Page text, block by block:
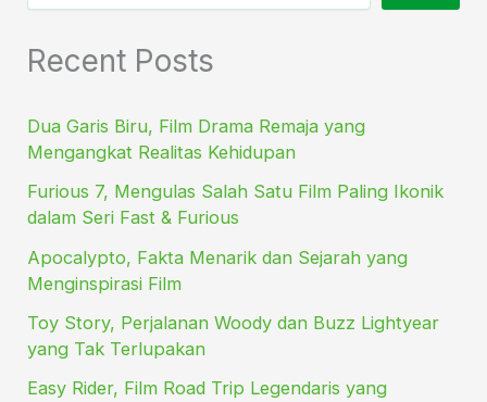
Recent Posts
Dua Garis Biru, Film Drama Remaja yang
Mengangkat Realitas Kehidupan
Furious 7, Mengulas Salah Satu Film Paling Ikonik
dalam Seri Fast & Furious
Apocalypto, Fakta Menarik dan Sejarah yang
Menginspirasi Film
Toy Story, Perjalanan Woody dan Buzz Lightyear
yang Tak Terlupakan
Easy Rider, Film Road Trip Legendaris yang